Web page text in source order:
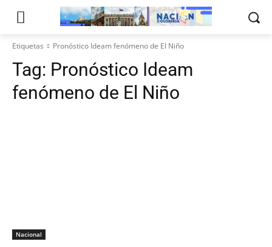
Etiquetas Pronóstico Ideam fenómeno de El Niño
Tag: Pronóstico Ideam
fenómeno de El Niño
Nacional